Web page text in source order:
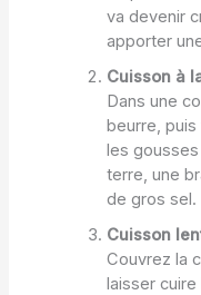
va devenir
apporter
Cuisson à
Dans une
beurre,
les
terre, une
de gros sel.
Cuisson
Couvrez la
laisser